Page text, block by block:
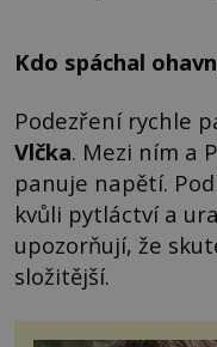
Kdo spáchal
Podezření rychle
Vlčka. Mezi ním a
panuje napětí.
kvůli pytláctví a
upozorňují, že
složitější.